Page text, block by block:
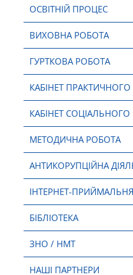
ОСВІТНІЙ ПРОЦЕС
ВИХОВНА РОБОТА
ГУРТКОВА РОБОТА
КАБІНЕТ
КАБІНЕТ
МЕТОДИЧНА РОБОТА
АНТИКОРУПЦІЙНА
ІНТЕРНЕТ-ПРИЙМАЛЬНЯ
БІБЛІОТЕКА
ЗНО / НМТ
НАШІ ПАРТНЕРИ